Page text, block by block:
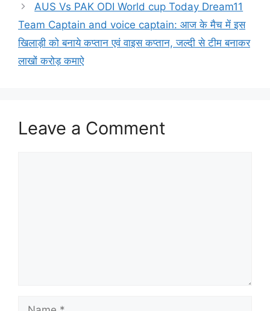
AUS Vs PAK ODI World cup Today Dream11
Team Captain and voice captain: आज के मैच में इस
खिलाड़ी को बनाये कप्तान एवं वाइस कप्तान, जल्दी से टीम बनाकर
लाखों करोड़ कमाऐ
Leave a Comment
Name